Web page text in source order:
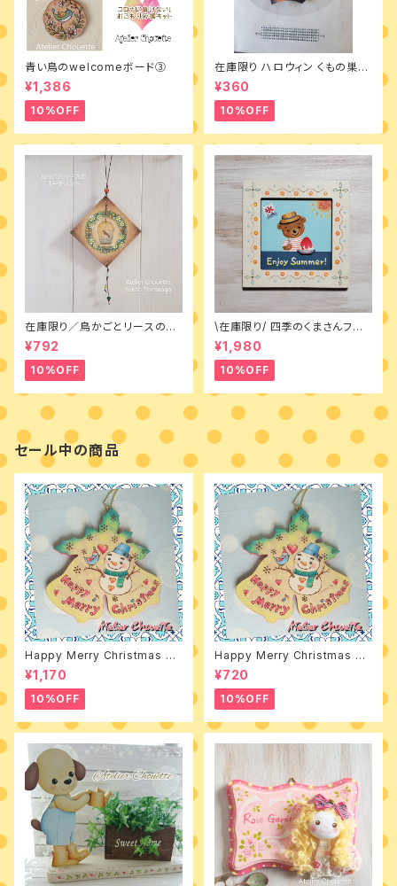
青い鳥のwelcomeボード③
¥1,386
10%OFF
在庫限り ハロウィン くもの巣オ
ーナメント 素材つきキット
¥360
10%OFF
在庫限り／鳥かごとリースのオ
ーナメント キット
¥792
10%OFF
\在庫限り/ 四季のくまさんフレ
ーム～夏～キット
¥1,980
10%OFF
セール中の商品
Happy Merry Christmas 素
材付きキット
¥1,170
10%OFF
Happy Merry Christmas デ
ザインパケット
¥720
10%OFF